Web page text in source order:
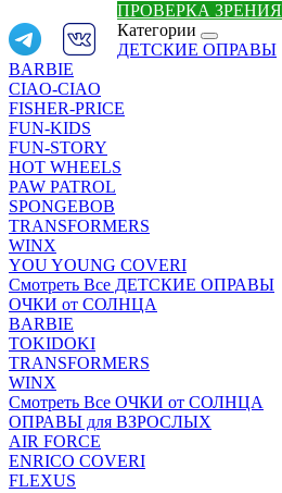
ПРОВЕРКА ЗРЕНИЯ
Категории
ДЕТСКИЕ ОПРАВЫ
BARBIE
CIAO-CIAO
FISHER-PRICE
FUN-KIDS
FUN-STORY
HOT WHEELS
PAW PATROL
SPONGEBOB
TRANSFORMERS
WINX
YOU YOUNG COVERI
Смотреть Все ДЕТСКИЕ ОПРАВЫ
ОЧКИ от СОЛНЦА
BARBIE
TOKIDOKI
TRANSFORMERS
WINX
Смотреть Все ОЧКИ от СОЛНЦА
ОПРАВЫ для ВЗРОСЛЫХ
AIR FORCE
ENRICO COVERI
FLEXUS